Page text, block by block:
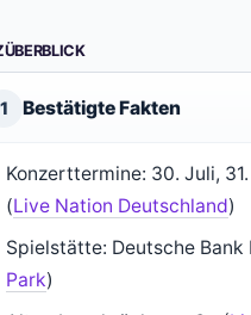
1 Bestätigte Fakten
Konzerttermine: 30. Juli,
(Live Nation Deutschland)
Spielstätte: Deutsche Bank
Park)